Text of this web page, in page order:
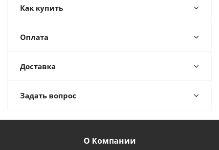
Как купить
Оплата
Доставка
Задать вопрос
О Компании